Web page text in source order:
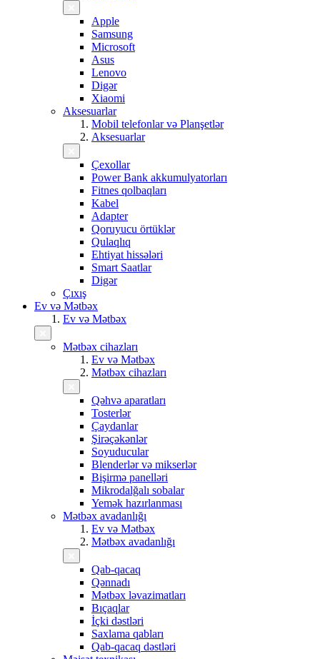
Apple
Samsung
Microsoft
Asus
Lenovo
Digər
Xiaomi
Aksesuarlar
Mobil telefonlar və Planşetlər
Aksesuarlar
Çexollar
Power Bank akkumulyatorları
Fitnes qolbaqları
Kabel
Adapter
Qoruyucu örtüklər
Qulaqlıq
Ehtiyat hissələri
Smart Saatlar
Digər
Çıxış
Ev və Mətbəx
Ev və Mətbəx
Mətbəx cihazları
Ev və Mətbəx
Mətbəx cihazları
Qəhvə aparatları
Tosterlər
Çaydanlar
Şirəçəkənlər
Soyuducular
Blenderlər və mikserlər
Bişirmə panelləri
Mikrodalğalı sobalar
Yemək hazırlanması
Mətbəx avadanlığı
Ev və Mətbəx
Mətbəx avadanlığı
Qab-qacaq
Qənnadı
Mətbəx ləvazimatları
Bıçaqlar
İçki dəstləri
Saxlama qabları
Qab-qacaq dəstləri